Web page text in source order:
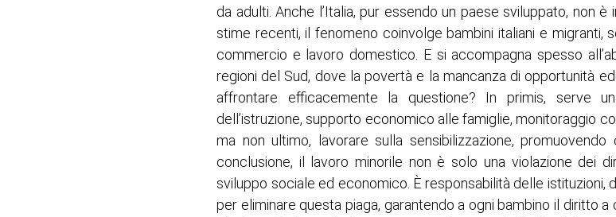
da adulti. Anche l’Italia, pur essendo un paese sviluppato, non
stime recenti, il fenomeno coinvolge bambini italiani e migranti,
commercio e lavoro domestico. E si accompagna spesso
regioni del Sud, dove la povertà e la mancanza di opportunità
affrontare efficacemente la questione? In primis, serve
dell’istruzione, supporto economico alle famiglie, monitoraggio
ma non ultimo, lavorare sulla sensibilizzazione,
conclusione, il lavoro minorile non è solo una violazione dei
sviluppo sociale ed economico. È responsabilità delle istituzioni,
per eliminare questa piaga, garantendo a ogni bambino il diritto